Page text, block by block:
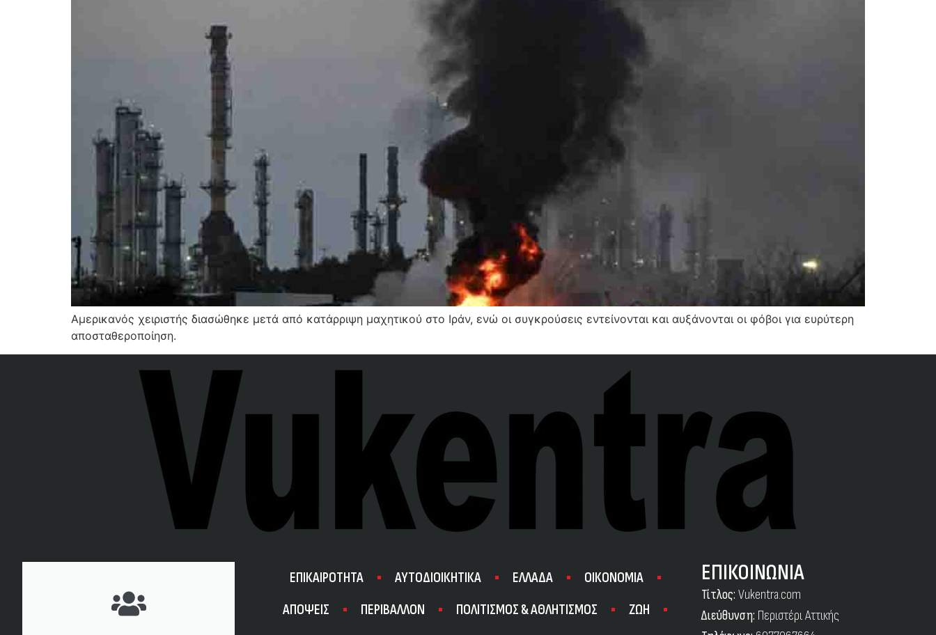
Αμερικανός χειριστής διασώθηκε μετά από κατάρριψη μαχητικού στο Ιράν, ενώ οι συγκρούσεις εντείνονται και αυξάνονται οι φόβοι για ευρύτερη
αποσταθεροποίηση.
ΕΠΙΚΑΙΡΟΤΗΤΑ ΑΥΤΟΔΙΟΙΚΗΤΙΚΑ ΕΛΛΑΔΑ
ΟΙΚΟΝΟΜΙΑ
ΑΠΟΨΕΙΣ
ΠΕΡΙΒΑΛΛΟΝ ΠΟΛΙΤΙΣΜΟΣ & ΑΘΛΗΤΙΣΜΟΣ
ΖΩΗ
ΕΠΙΚΟΙΝΩΝΙΑ
Τίτλος: Vukentra.com
Διεύθυνση: Περιστέρι Αττικής